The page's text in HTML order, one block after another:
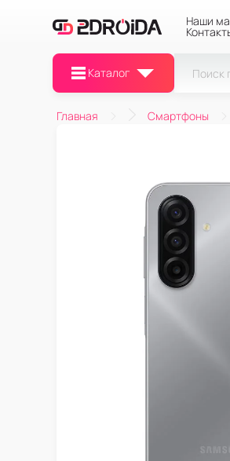
Наши
Каталог
Главная Смартфоны